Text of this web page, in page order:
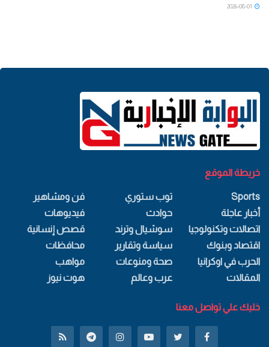
2026-08-01
خريطة الموقع
Sports
أخبار عاجلة
اتصالات وتكنولوجيا
اقتصاد وبنوك
الحرب في اوكرانيا
المقالات
توب ستوري
حوادث
سوشيال وترند
سياسة وتقارير
صحة ومنوعات
عرب وعالم
فن ومشاهير
فيديوهات
قصص إنسانية
محافظات
مواهب
هوت نيوز
خليك علي تواصل معنا